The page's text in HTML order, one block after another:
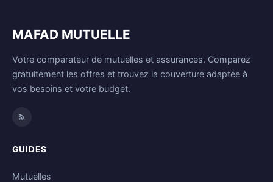
MAFAD MUTUELLE
Votre comparateur de mutuelles et assurances. Comparez
gratuitement les offres et trouvez la couverture adaptée à
vos besoins et votre budget.
GUIDES
Mutuelles